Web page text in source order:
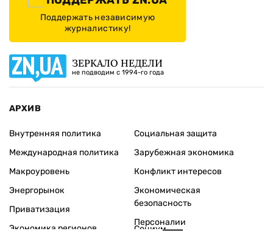
Поддержать независимую
журналистику!
ЗЕРКАЛО НЕДЕЛИ
не подводим с 1994-го года
АРХИВ
Внутренняя политика
Международная политика
Макроуровень
Энергорынок
Приватизация
Экономика регионов
Социальная защита
Зарубежная экономика
Конфликт интересов
Экономическая
безопасность
Персоналии
Социум